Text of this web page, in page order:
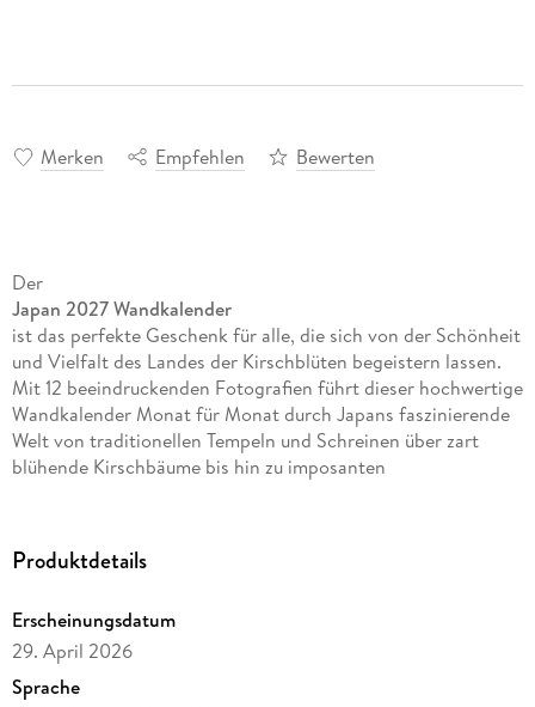
Merken Empfehlen Bewerten
Der
Japan 2027 Wandkalender
ist das perfekte Geschenk für alle, die sich von der Schönheit
und Vielfalt des Landes der Kirschblüten begeistern lassen.
Mit 12 beeindruckenden Fotografien führt dieser hochwertige
Wandkalender Monat für Monat durch Japans faszinierende
Welt von traditionellen Tempeln und Schreinen über zart
blühende Kirschbäume bis hin zu imposanten
Im großzügigen Format 30 x 30 cm (aufgeklappt 30 x 60 cm)
kommen die stimmungsvollen Aufnahmen internationaler
Meisterfotografen besonders gut zur Geltung. Das
übersichtliche, 6-sprachige Kalendarium informiert
Produktdetails
Erscheinungsdatum
29. April 2026
Sprache